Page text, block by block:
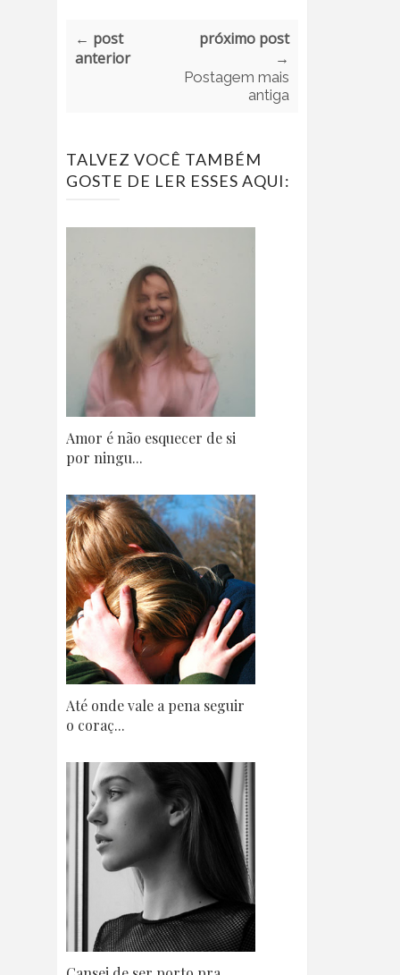
← post
anterior
próximo post
→
Postagem mais
antiga
TALVEZ VOCÊ TAMBÉM
GOSTE DE LER ESSES AQUI:
Amor é não esquecer de si
por ningu...
Até onde vale a pena seguir
o coraç...